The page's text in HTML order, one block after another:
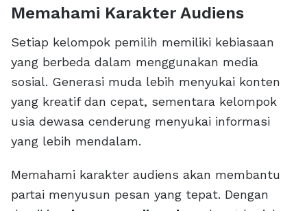
Memahami Karakter Audiens
Setiap kelompok pemilih memiliki kebiasaan
yang berbeda dalam menggunakan media
sosial. Generasi muda lebih menyukai konten
yang kreatif dan cepat, sementara kelompok
usia dewasa cenderung menyukai informasi
yang lebih mendalam.
Memahami karakter audiens akan membantu
partai menyusun pesan yang tepat. Dengan